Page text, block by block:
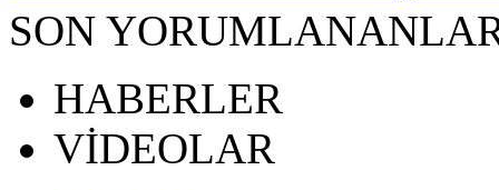
SON
HABERLER
VİDEOLAR